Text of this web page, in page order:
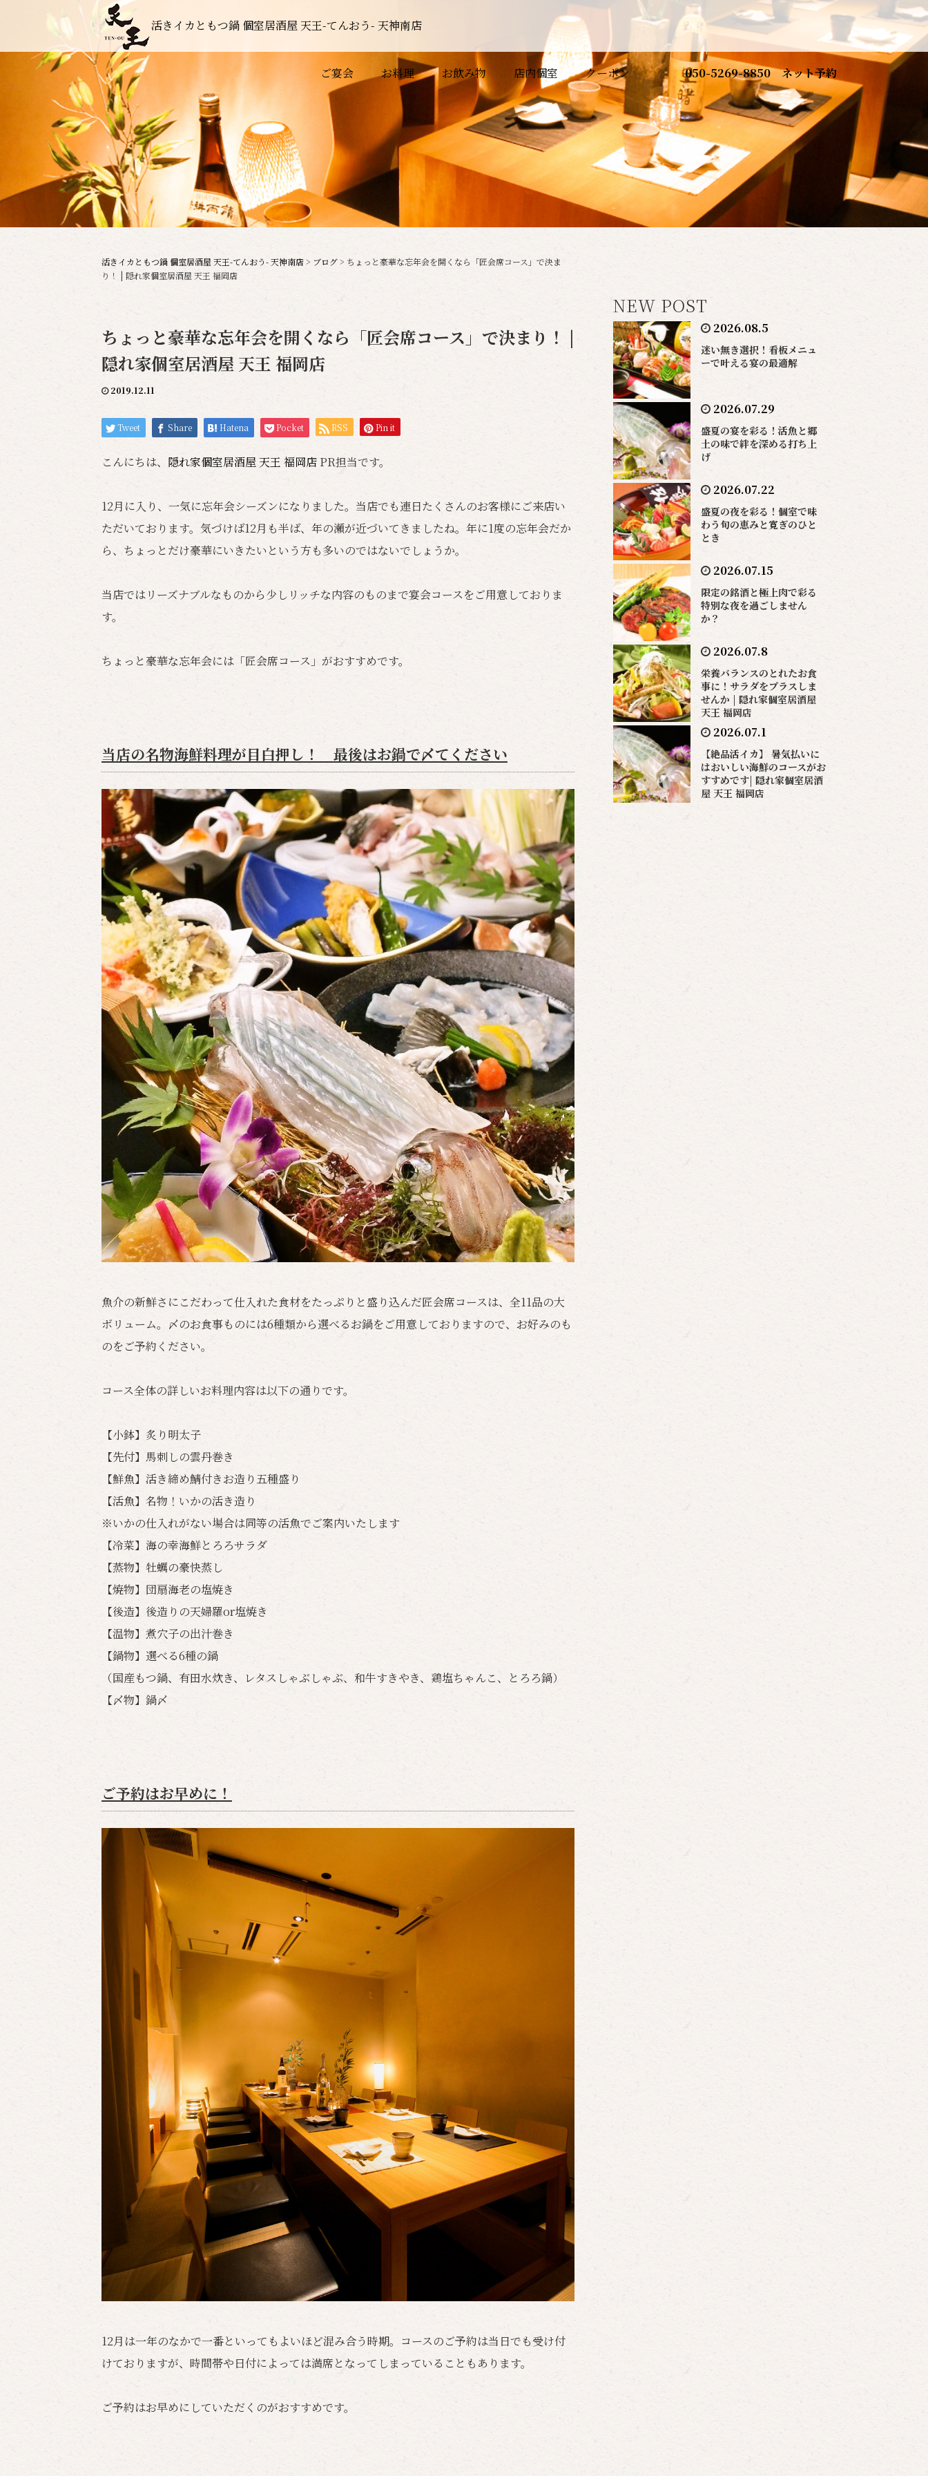
活きイカともつ鍋 個室居酒屋 天王-てんおう- 天神南店
ご宴会 お料理 お飲み物 店内個室 クーポン 050-5269-8850 ネット予約
活きイカともつ鍋 個室居酒屋 天王-てんおう- 天神南店> ブログ> ちょっと豪華な忘年会を開くなら「匠会席コース」で決ま
り！ | 隠れ家個室居酒屋 天王 福岡店
ちょっと豪華な忘年会を開くなら「匠会席コース」で決まり！ |
隠れ家個室居酒屋 天王 福岡店
2019.12.11
Tweet Share Hatena Pocket RSS Pin it
こんにちは、 隠れ家個室居酒屋 天王 福岡店 PR担当です。
12月に入り、一気に忘年会シーズンになりました。当店でも連日たくさんのお客様にご来店い
ただいております。気づけば12月も半ば、年の瀬が近づいてきましたね。年に1度の忘年会だか
ら、ちょっとだけ豪華にいきたいという方も多いのではないでしょうか。
当店ではリーズナブルなものから少しリッチな内容のものまで宴会コースをご用意しておりま
す。
ちょっと豪華な忘年会には「匠会席コース」がおすすめです。
当店の名物海鮮料理が目白押し！ 最後はお鍋で〆てください
魚介の新鮮さにこだわって仕入れた食材をたっぷりと盛り込んだ匠会席コースは、全11品の大
ボリューム。〆のお食事ものには6種類から選べるお鍋をご用意しておりますので、お好みのも
のをご予約ください。
コース全体の詳しいお料理内容は以下の通りです。
【小鉢】炙り明太子
【先付】馬刺しの雲丹巻き
【鮮魚】活き締め鯖付きお造り五種盛り
【活魚】名物！いかの活き造り
※いかの仕入れがない場合は同等の活魚でご案内いたします
【冷菜】海の幸海鮮とろろサラダ
【蒸物】牡蠣の豪快蒸し
【焼物】団扇海老の塩焼き
【後造】後造りの天婦羅or塩焼き
【温物】煮穴子の出汁巻き
【鍋物】選べる6種の鍋
（国産もつ鍋、有田水炊き、レタスしゃぶしゃぶ、和牛すきやき、鶏塩ちゃんこ、とろろ鍋）
【〆物】鍋〆
ご予約はお早めに！
12月は一年のなかで一番といってもよいほど混み合う時期。コースのご予約は当日でも受け付
けておりますが、時間帯や日付によっては満席となってしまっていることもあります。
ご予約はお早めにしていただくのがおすすめです。
NEW POST
2026.08.5
迷い無き選択！看板メニュ
ーで叶える宴の最適解
2026.07.29
盛夏の宴を彩る！活魚と郷
土の味で絆を深める打ち上
げ
2026.07.22
盛夏の夜を彩る！個室で味
わう旬の恵みと寛ぎのひと
とき
2026.07.15
限定の銘酒と極上肉で彩る
特別な夜を過ごしません
か？
2026.07.8
栄養バランスのとれたお食
事に！サラダをプラスしま
せんか | 隠れ家個室居酒屋
天王 福岡店
2026.07.1
【絶品活イカ】 暑気払いに
はおいしい海鮮のコースがお
すすめです| 隠れ家個室居酒
屋 天王 福岡店